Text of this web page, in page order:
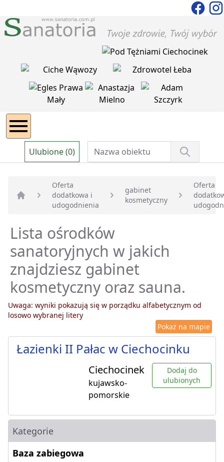
Ulubione (0)
Strona główna
Oferta
dodatkowa i
udogodnienia
gabinet
kosmetyczny
Oferta
Lista ośrodków
sanatoryjnych w jakich
znajdziesz gabinet
kosmetyczny oraz sauna.
Uwaga: wyniki pokazują się w porządku alfabetycznym od
losowo wybranej litery
Pokaż na mapie
Łazienki II Pałac w Ciechocinku
Ciechocinek
kujawsko-
pomorskie
Dodaj do
ulubionych
Kategorie
Baza zabiegowa